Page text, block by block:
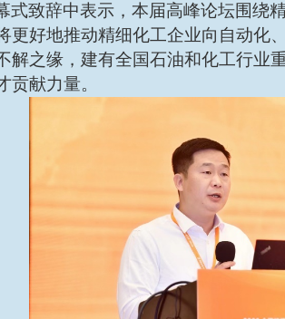
式致辞中表示，本届高峰论坛围绕
更好地推动精细化工企业向自动化
解之缘，建有全国石油和化工行业
贡献力量。